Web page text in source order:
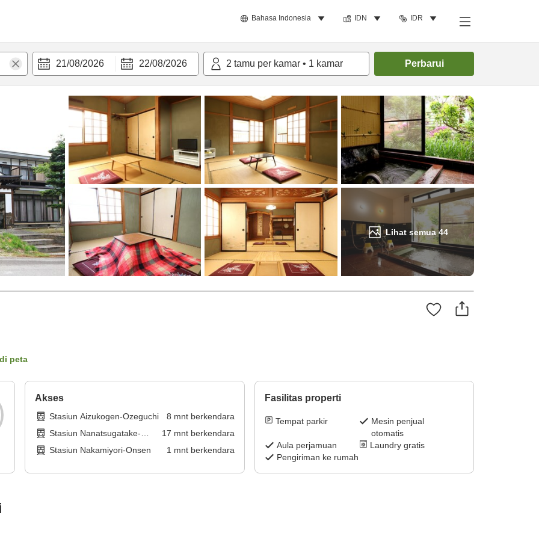
Bahasa Indonesia IDN IDR
21/08/2026 22/08/2026 2 tamu per kamar • 1 kamar Perbarui
Lihat semua44
Cari kamar
peta
Akses
Stasiun Aizukogen-Ozeguchi 8 mnt berkendara
Stasiun Nanatsugatake-
Tozanguchi
17 mnt berkendara
Stasiun Nakamiyori-Onsen
1 mnt berkendara
Fasilitas properti
Tempat parkir
Mesin penjual
otomatis
Aula perjamuan
Laundry gratis
Pengiriman ke rumah